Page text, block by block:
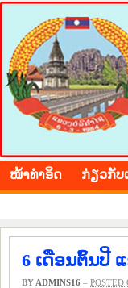
ໜ້າ​ທຳ​ອິດ ກ່ຽວ​ກັບ​
6 ເດືອນຕົ້ນປີ
BY ADMINS16 – POSTED